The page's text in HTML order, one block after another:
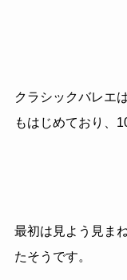
クラシックバレエ
もはじめており、
最初は見よう見ま
たそうです。